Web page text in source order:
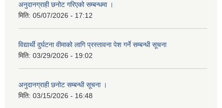
अनुदानग्राही छनोट गरिएको सम्बन्धमा ।
मिति: 05/07/2026 - 17:12
विद्यार्थी दुर्घटना वीमाको लागि प्रस्तावना पेश गर्ने सम्बन्धी सूचना
मिति: 03/29/2026 - 19:02
अनुदानग्राही छनोट सम्बन्धी सूचना ।
मिति: 03/15/2026 - 16:48